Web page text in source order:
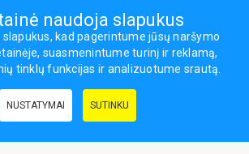
prekės, maisto papildai - erasportas.lt © 2026
naudoja slapukus
kad pagerintume jūsų naršymo
suasmenintume turinį ir reklamą,
tinklų funkcijas ir analizuotume srautą.
NUSTATYMAI SUTINKU